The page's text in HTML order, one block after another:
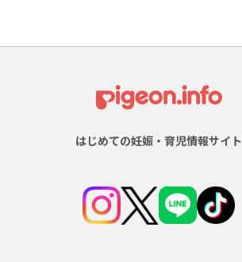
はじめての妊娠・育児情報サイト